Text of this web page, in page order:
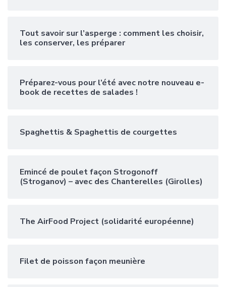
Tout savoir sur l’asperge : comment les choisir,
les conserver, les préparer
Préparez-vous pour l’été avec notre nouveau e-
book de recettes de salades !
Spaghettis & Spaghettis de courgettes
Emincé de poulet façon Strogonoff
(Stroganov) – avec des Chanterelles (Girolles)
The AirFood Project (solidarité européenne)
Filet de poisson façon meunière